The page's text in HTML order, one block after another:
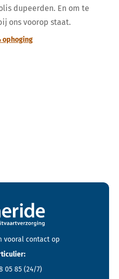
dupeerden. En om te
ons voorop staat.
ophoging
van Meride
vooral contact op
05 85 (24/7)